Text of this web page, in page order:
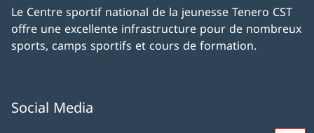
Le Centre sportif national de la jeunesse Tenero CST
offre une excellente infrastructure pour de nombreux
sports, camps sportifs et cours de formation.
Social Media